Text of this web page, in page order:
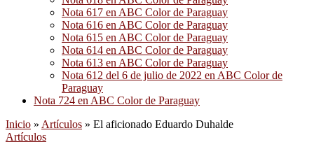
Nota 617 en ABC Color de Paraguay
Nota 616 en ABC Color de Paraguay
Nota 615 en ABC Color de Paraguay
Nota 614 en ABC Color de Paraguay
Nota 613 en ABC Color de Paraguay
Nota 612 del 6 de julio de 2022 en ABC Color de
Paraguay
Nota 724 en ABC Color de Paraguay
Inicio » Artículos » El aficionado Eduardo Duhalde
Artículos